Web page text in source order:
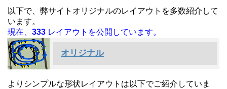
以下で、弊サイトオリジナルのレイアウトを多数紹介して
います。
現在、 333 レイアウトを公開しています。
オリジナル
よりシンプルな形状レイアウトは以下でご紹介していま